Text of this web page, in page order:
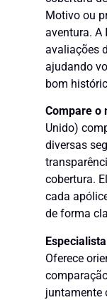
Motivo ou
aventura. A
avaliações
ajudando
bom
Compare o
Unido)
diversas
cobertura.
cada
de forma
Oferece
juntamente